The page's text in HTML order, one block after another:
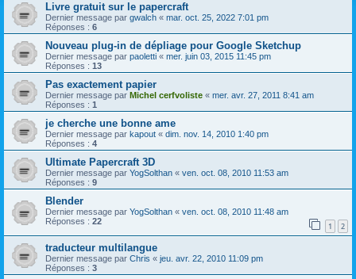
Livre gratuit sur le papercraft
Dernier message par gwalch « mar. oct. 25, 2022 7:01 pm
Réponses : 6
Nouveau plug-in de dépliage pour Google Sketchup
Dernier message par paoletti « mer. juin 03, 2015 11:45 pm
Réponses : 13
Pas exactement papier
Dernier message par Michel cerfvoliste « mer. avr. 27, 2011 8:41 am
Réponses : 1
je cherche une bonne ame
Dernier message par kapout « dim. nov. 14, 2010 1:40 pm
Réponses : 4
Ultimate Papercraft 3D
Dernier message par YogSolthan « ven. oct. 08, 2010 11:53 am
Réponses : 9
Blender
Dernier message par YogSolthan « ven. oct. 08, 2010 11:48 am
Réponses : 22 1 2
traducteur multilangue
Dernier message par Chris « jeu. avr. 22, 2010 11:09 pm
Réponses : 3